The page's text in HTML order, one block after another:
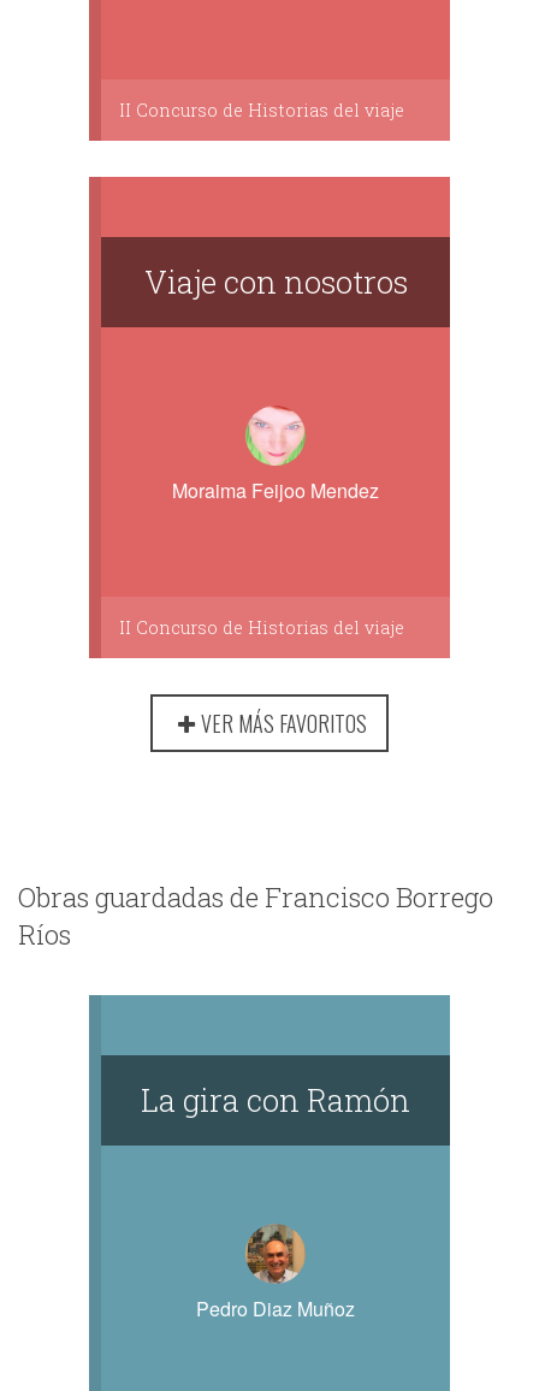
II Concurso de Historias del viaje
Viaje con nosotros
Moraima Feijoo Mendez
II Concurso de Historias del viaje
VER MÁS FAVORITOS
Obras guardadas de Francisco Borrego
Ríos
La gira con Ramón
Pedro Diaz Muñoz